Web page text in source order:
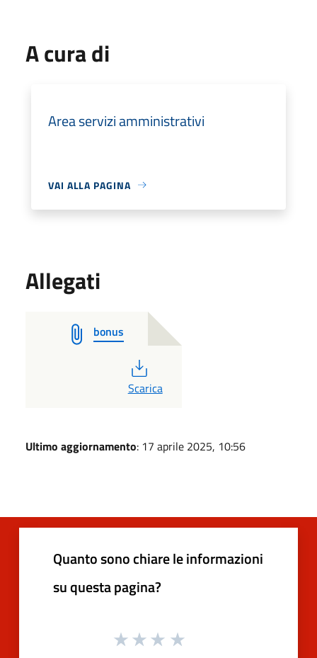
A cura di
Area servizi amministrativi
VAI ALLA PAGINA
Allegati
bonus
PDF
Scarica
Ultimo aggiornamento: 17 aprile 2025, 10:56
Quanto sono chiare le informazioni
su questa pagina?